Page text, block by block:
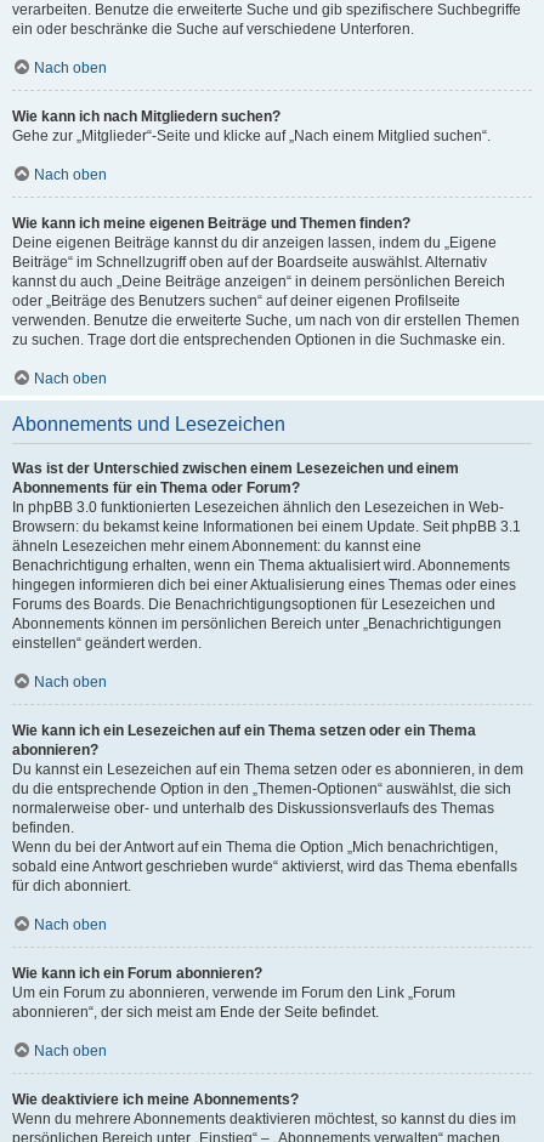
verarbeiten. Benutze die erweiterte Suche und gib spezifischere Suchbegriffe
ein oder beschränke die Suche auf verschiedene Unterforen.
Nach oben
Wie kann ich nach Mitgliedern suchen?
Gehe zur „Mitglieder“-Seite und klicke auf „Nach einem Mitglied suchen“.
Nach oben
Wie kann ich meine eigenen Beiträge und Themen finden?
Deine eigenen Beiträge kannst du dir anzeigen lassen, indem du „Eigene
Beiträge“ im Schnellzugriff oben auf der Boardseite auswählst. Alternativ
kannst du auch „Deine Beiträge anzeigen“ in deinem persönlichen Bereich
oder „Beiträge des Benutzers suchen“ auf deiner eigenen Profilseite
verwenden. Benutze die erweiterte Suche, um nach von dir erstellen Themen
zu suchen. Trage dort die entsprechenden Optionen in die Suchmaske ein.
Nach oben
Abonnements und Lesezeichen
Was ist der Unterschied zwischen einem Lesezeichen und einem
Abonnements für ein Thema oder Forum?
In phpBB 3.0 funktionierten Lesezeichen ähnlich den Lesezeichen in Web-
Browsern: du bekamst keine Informationen bei einem Update. Seit phpBB 3.1
ähneln Lesezeichen mehr einem Abonnement: du kannst eine
Benachrichtigung erhalten, wenn ein Thema aktualisiert wird. Abonnements
hingegen informieren dich bei einer Aktualisierung eines Themas oder eines
Forums des Boards. Die Benachrichtigungsoptionen für Lesezeichen und
Abonnements können im persönlichen Bereich unter „Benachrichtigungen
einstellen“ geändert werden.
Nach oben
Wie kann ich ein Lesezeichen auf ein Thema setzen oder ein Thema
abonnieren?
Du kannst ein Lesezeichen auf ein Thema setzen oder es abonnieren, in dem
du die entsprechende Option in den „Themen-Optionen“ auswählst, die sich
normalerweise ober- und unterhalb des Diskussionsverlaufs des Themas
befinden.
Wenn du bei der Antwort auf ein Thema die Option „Mich benachrichtigen,
sobald eine Antwort geschrieben wurde“ aktivierst, wird das Thema ebenfalls
für dich abonniert.
Nach oben
Wie kann ich ein Forum abonnieren?
Um ein Forum zu abonnieren, verwende im Forum den Link „Forum
abonnieren“, der sich meist am Ende der Seite befindet.
Nach oben
Wie deaktiviere ich meine Abonnements?
Wenn du mehrere Abonnements deaktivieren möchtest, so kannst du dies im
persönlichen Bereich unter „Einstieg“ – „Abonnements verwalten“ machen.